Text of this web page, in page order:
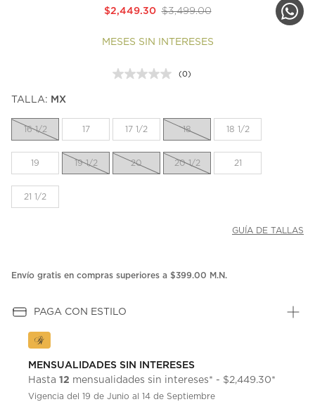
$3,499.00
$2,449.30
MESES SIN INTERESES
Sin
la
misma
(0)
TALLA: MX
16 1/2 17 17 1/2 18 18 1/2
19 19 1/2 20 20 1/2 21
21 1/2
GUÍA DE TALLAS
Envío gratis en compras superiores a $399.00 M.N.
PAGA CON ESTILO
MENSUALIDADES SIN INTERESES
Hasta 12 mensualidades sin intereses* - $2,449.30*
Vigencia del 19 de Junio al 14 de Septiembre